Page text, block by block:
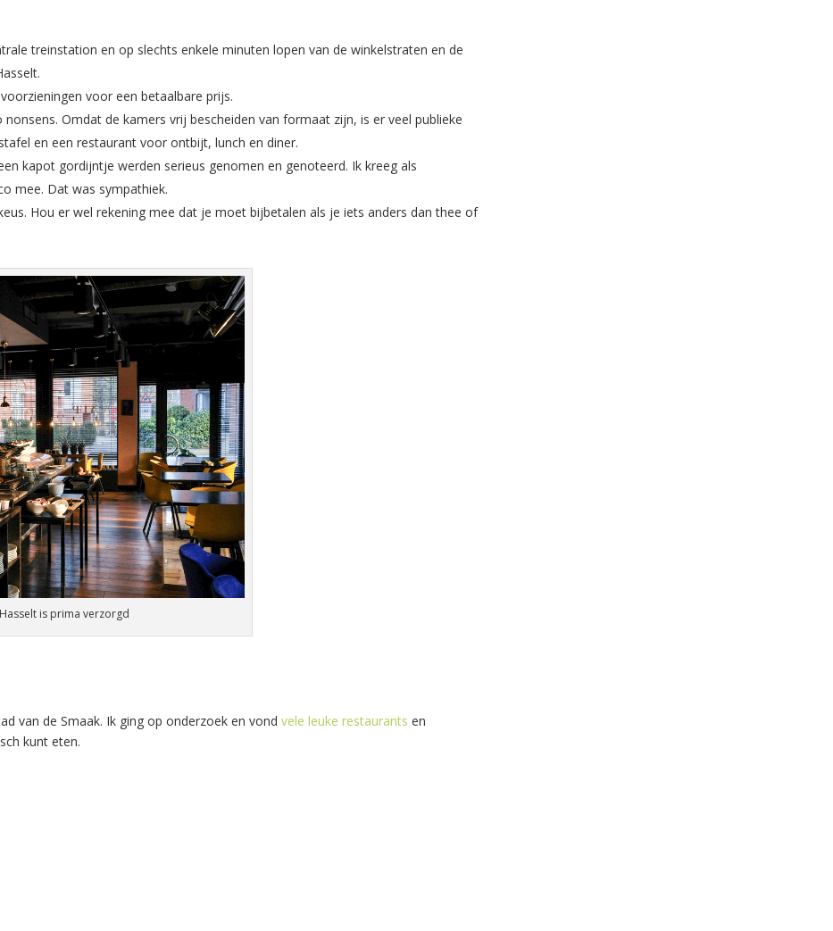
treinstation en op slechts enkele minuten lopen van de winkelstraten en de
voor een betaalbare prijs.
Omdat de kamers vrij bescheiden van formaat zijn, is er veel publieke
en een restaurant voor ontbijt, lunch en diner.
kapot gordijntje werden serieus genomen en genoteerd. Ik kreeg als
mee. Dat was sympathiek.
Hou er wel rekening mee dat je moet bijbetalen als je iets anders dan thee of
is prima verzorgd
van de Smaak. Ik ging op onderzoek en vondvele leuke restaurants en
kunt eten.